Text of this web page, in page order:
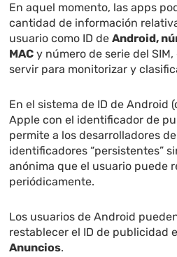
En aquel momento, las apps
cantidad de información
usuario como ID deAndroid,
MAC y número de serie del
servir para monitorizar y
En el sistema de ID de Android
Apple con el identificador de
permite a los desarrolladores
identificadores “persistentes”
anónima que el usuario puede
periódicamente.
Los usuarios de Android
restablecer el ID de publicidad
Anuncios.